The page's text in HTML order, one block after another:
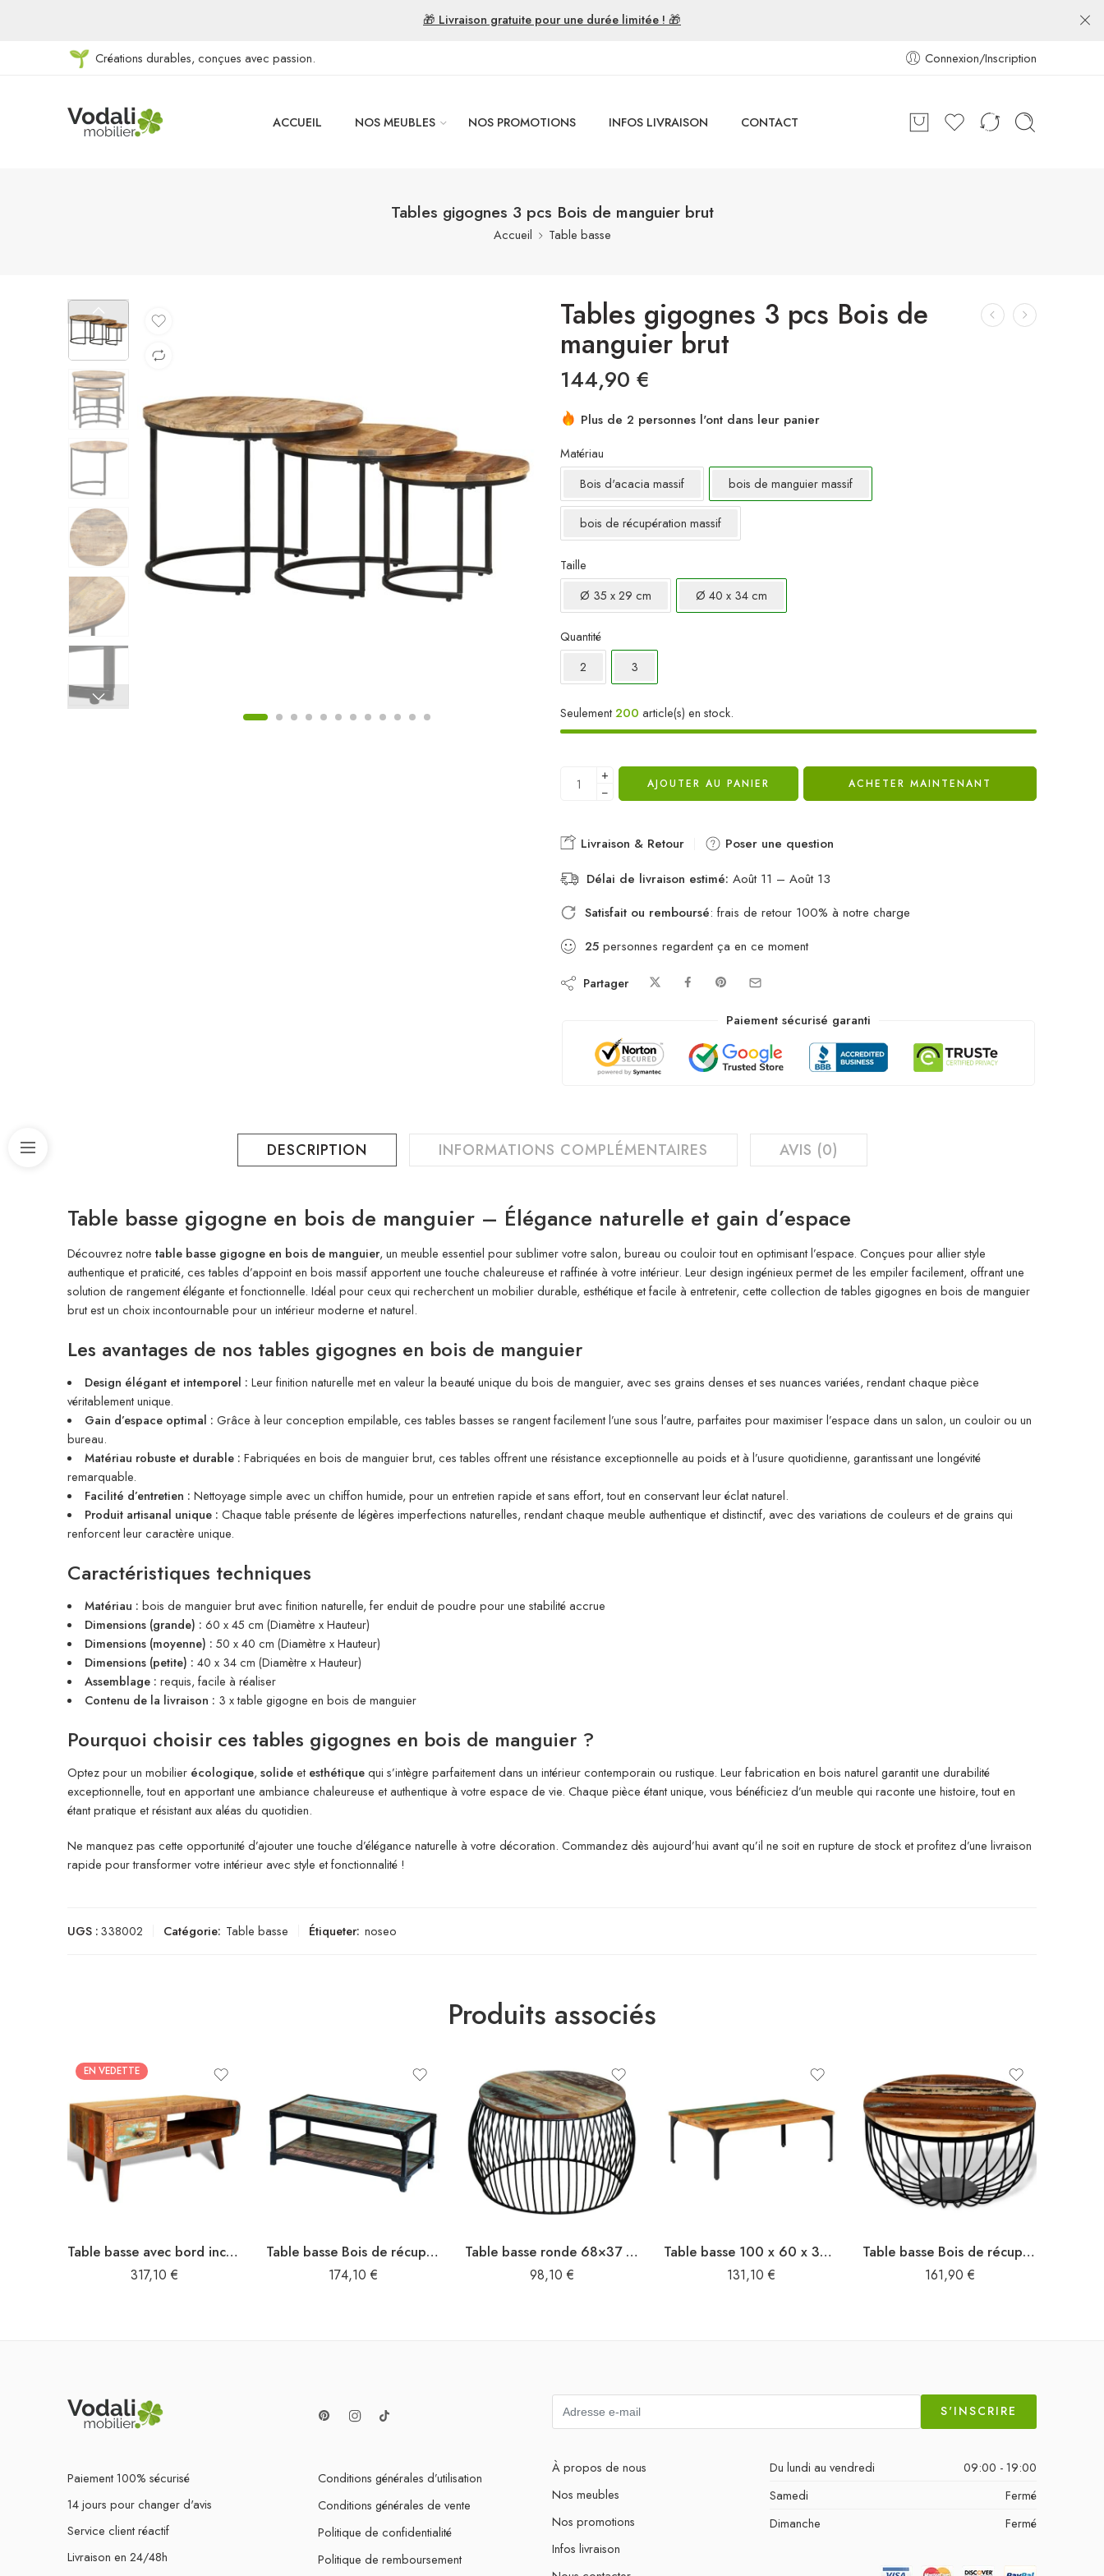
🎁 Livraison gratuite pour une durée limitée ! 🎁
Créations durables, conçues avec passion. Connexion/Inscription
ACCUEIL NOS MEUBLES NOS PROMOTIONS INFOS LIVRAISON CONTACT
Tables gigognes 3 pcs Bois de manguier brut
Accueil Table basse
Tables gigognes 3 pcs Bois de
manguier brut
144,90 €
Plus de 2 personnes l'ont dans leur panier
Matériau
Bois d'acacia massif
bois de manguier massif
bois de récupération massif
Taille
Ø 35 x 29 cm
Ø 40 x 34 cm
Quantité
2
3
Seulement200 article(s) en stock.
+
−
AJOUTER AU PANIER ACHETER MAINTENANT
Livraison & Retour
Poser une question
Délai de livraison estimé: Août 11 – Août 13
Satisfait ou remboursé: frais de retour 100% à notre charge
25 personnes regardent ça en ce moment
Partager
Paiement sécurisé garanti
DESCRIPTION INFORMATIONS COMPLÉMENTAIRES AVIS (0)
Table basse gigogne en bois de manguier – Élégance naturelle et gain d’espace
Découvrez notre table basse gigogne en bois de manguier, un meuble essentiel pour sublimer votre salon, bureau ou couloir tout en optimisant l’espace. Conçues pour allier style
authentique et praticité, ces tables d’appoint en bois massif apportent une touche chaleureuse et raffinée à votre intérieur. Leur design ingénieux permet de les empiler facilement, offrant une
solution de rangement élégante et fonctionnelle. Idéal pour ceux qui recherchent un mobilier durable, esthétique et facile à entretenir, cette collection de tables gigognes en bois de manguier
brut est un choix incontournable pour un intérieur moderne et naturel.
Les avantages de nos tables gigognes en bois de manguier
Design élégant et intemporel : Leur finition naturelle met en valeur la beauté unique du bois de manguier, avec ses grains denses et ses nuances variées, rendant chaque pièce
véritablement unique.
Gain d’espace optimal : Grâce à leur conception empilable, ces tables basses se rangent facilement l’une sous l’autre, parfaites pour maximiser l’espace dans un salon, un couloir ou un
bureau.
Matériau robuste et durable : Fabriquées en bois de manguier brut, ces tables offrent une résistance exceptionnelle au poids et à l’usure quotidienne, garantissant une longévité
remarquable.
Facilité d’entretien : Nettoyage simple avec un chiffon humide, pour un entretien rapide et sans effort, tout en conservant leur éclat naturel.
Produit artisanal unique : Chaque table présente de légères imperfections naturelles, rendant chaque meuble authentique et distinctif, avec des variations de couleurs et de grains qui
renforcent leur caractère unique.
Caractéristiques techniques
Matériau : bois de manguier brut avec finition naturelle, fer enduit de poudre pour une stabilité accrue
Dimensions (grande) : 60 x 45 cm (Diamètre x Hauteur)
Dimensions (moyenne) : 50 x 40 cm (Diamètre x Hauteur)
Dimensions (petite) : 40 x 34 cm (Diamètre x Hauteur)
Assemblage : requis, facile à réaliser
Contenu de la livraison : 3 x table gigogne en bois de manguier
Pourquoi choisir ces tables gigognes en bois de manguier ?
Optez pour un mobilier écologique, solideet esthétiquequi s’intègre parfaitement dans un intérieur contemporain ou rustique. Leur fabrication en bois naturel garantit une durabilité
exceptionnelle, tout en apportant une ambiance chaleureuse et authentique à votre espace de vie. Chaque pièce étant unique, vous bénéficiez d’un meuble qui raconte une histoire, tout en
étant pratique et résistant aux aléas du quotidien.
Ne manquez pas cette opportunité d’ajouter une touche d’élégance naturelle à votre décoration. Commandez dès aujourd’hui avant qu’il ne soit en rupture de stock et profitez d’une livraison
rapide pour transformer votre intérieur avec style et fonctionnalité !
UGS :338002 Catégorie: Table basse Étiqueter: noseo
Produits associés
EN VEDETTE
Table basse avec bord incurvé et 1 tiroir Bois de récupération
317,10 €
Table basse Bois de récupération massif
174,10 €
Table basse ronde 68×37 cm Bois de récupération massif
98,10 €
Table basse 100 x 60 x 35 cm Bois de récupération solide
131,10 €
Table basse Bois de récupération massif
161,90 €
Paiement 100% sécurisé
14 jours pour changer d'avis
Service client réactif
Livraison en 24/48h
Conditions générales d’utilisation
Conditions générales de vente
Politique de confidentialité
Politique de remboursement
S'INSCRIRE
À propos de nous
Nos meubles
Nos promotions
Infos livraison
Du lundi au vendredi
09:00 - 19:00
Samedi
Fermé
Dimanche
Fermé